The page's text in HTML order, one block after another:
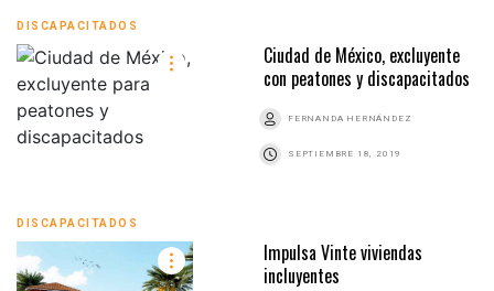
DISCAPACITADOS
Ciudad de México, excluyente
con peatones y discapacitados
FERNANDA HERNÁNDEZ
SEPTIEMBRE 18, 2019
DISCAPACITADOS
Impulsa Vinte viviendas
incluyentes